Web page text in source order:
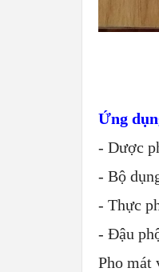
Ứng
- Dược
- Bộ
- Thực
- Đậu
Pho mát